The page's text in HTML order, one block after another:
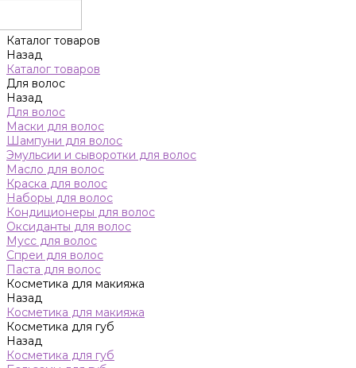
Каталог товаров
Назад
Каталог товаров
Для волос
Назад
Для волос
Маски для волос
Шампуни для волос
Эмульсии и сыворотки для волос
Масло для волос
Краска для волос
Наборы для волос
Кондиционеры для волос
Оксиданты для волос
Мусс для волос
Спреи для волос
Паста для волос
Косметика для макияжа
Назад
Косметика для макияжа
Косметика для губ
Назад
Косметика для губ